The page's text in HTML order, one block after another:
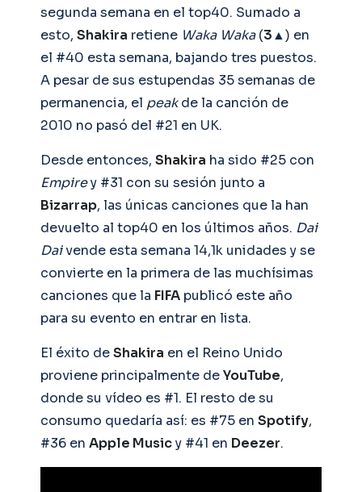
segunda semana en el top40. Sumado a
esto, Shakira retiene Waka Waka(3▲) en
el #40 esta semana, bajando tres puestos.
A pesar de sus estupendas 35 semanas de
permanencia, el peakde la canción de
2010 no pasó del #21 en UK.
Desde entonces, Shakira ha sido #25 con
Empirey #31 con su sesión junto a
Bizarrap, las únicas canciones que la han
devuelto al top40 en los últimos años. Dai
Daivende esta semana 14,1k unidades y se
convierte en la primera de las muchísimas
canciones que la FIFA publicó este año
para su evento en entrar en lista.
El éxito deShakira en el Reino Unido
proviene principalmente deYouTube,
donde su vídeo es #1. El resto de su
consumo quedaría así: es #75 en Spotify,
#36 en Apple Musicy #41 en Deezer.